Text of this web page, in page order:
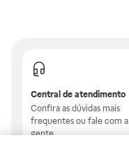
Central de atendimento
Confira as dúvidas mais
frequentes ou fale com a
gente.